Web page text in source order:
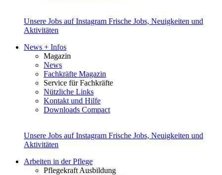
Unsere Jobs auf Instagram Frische Jobs, Neuigkeiten und
Aktivitäten
News + Infos
Magazin
News
Fachkräfte Magazin
Service für Fachkräfte
Nützliche Links
Kontakt und Hilfe
Downloads Compact
Unsere Jobs auf Instagram Frische Jobs, Neuigkeiten und
Aktivitäten
Arbeiten in der Pflege
Pflegekraft Ausbildung